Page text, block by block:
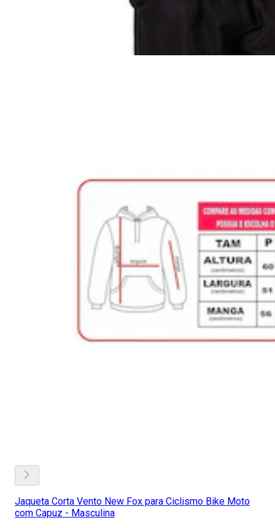
Jaqueta Corta Vento New Fox para Ciclismo Bike Moto
com Capuz - Masculina